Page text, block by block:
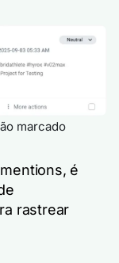
marcado
é
rastrear